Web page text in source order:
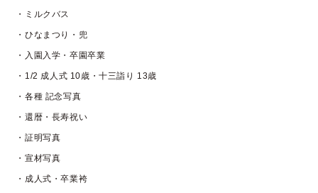
・ミルクバス
・ひなまつり・兜
・入園入学・卒園卒業
・1/2 成人式 10歳・十三詣り 13歳
・各種 記念写真
・還暦・長寿祝い
・証明写真
・宣材写真
・成人式・卒業袴